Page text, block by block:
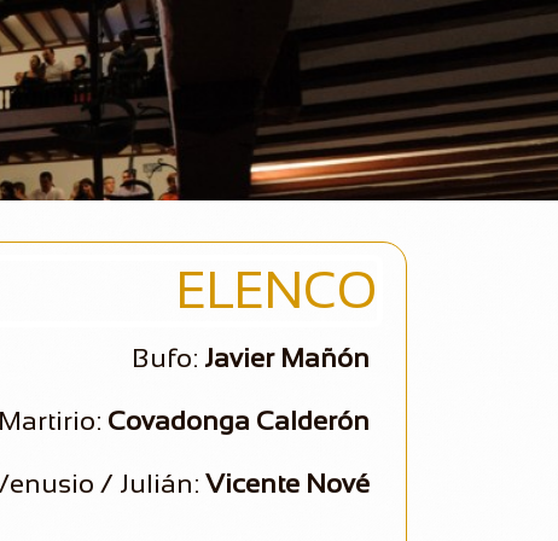
ELENCO
Bufo: Javier Mañón
Covadonga Calderón
/ Julián: Vicente Nové